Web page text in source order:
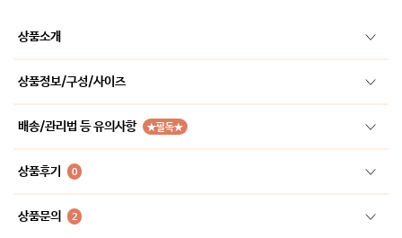
상품소개
상품정보/구성/사이즈
배송/관리법 등 유의사항 ★필독★
상품후기 0
상품문의 2